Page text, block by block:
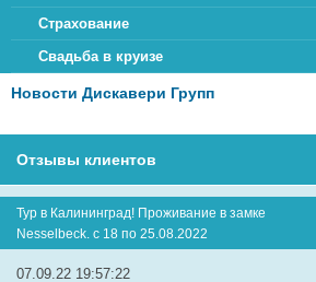
Страхование
Свадьба в круизе
Новости Дискавери Групп
Отзывы клиентов
Тур в Калининград! Проживание в замке
Nesselbeck. с 18 по 25.08.2022
07.09.22 19:57:22